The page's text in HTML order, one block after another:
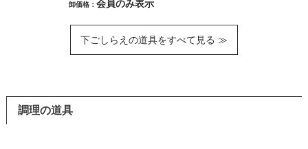
卸価格 会員のみ表示
下ごしらえの道具をすべて見る ≫
調理の道具